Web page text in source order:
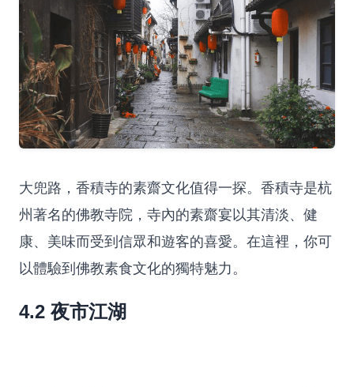
大兜路，香積寺的素齋文化值得一探。香積寺是杭
州著名的佛教寺院，寺內的素齋宴以其清淡、健
康、美味而受到信眾和遊客的喜愛。在這裡，你可
以體驗到佛教素食文化的獨特魅力。
4.2 夜市江湖